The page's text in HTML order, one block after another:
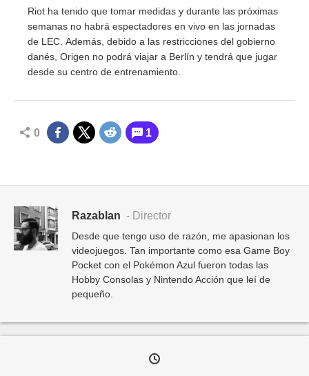
Riot ha tenido que tomar medidas y durante las próximas
semanas no habrá espectadores en vivo en las jornadas
de LEC. Además, debido a las restricciones del gobierno
danés, Origen no podrá viajar a Berlín y tendrá que jugar
desde su centro de entrenamiento.
0 1
Razablan - Director
Desde que tengo uso de razón, me apasionan los
videojuegos. Tan importante como esa Game Boy
Pocket con el Pokémon Azul fueron todas las
Hobby Consolas y Nintendo Acción que leí de
pequeño.